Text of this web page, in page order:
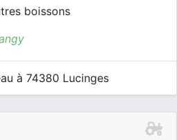
boissons
à 74380 Lucinges